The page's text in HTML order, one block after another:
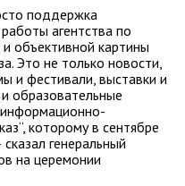
поддержка
агентства по
объективной картины
Это не только новости,
и фестивали, выставки и
образовательные
которому в сентябре
генеральный
на церемонии